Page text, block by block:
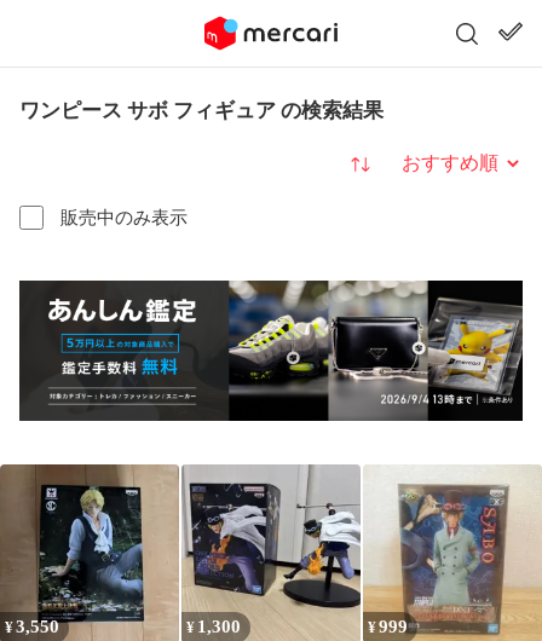
ワンピース サボ フィギュア の検索結果
販売中のみ表示
並び替え
¥3,550 ¥ 1,300 ¥999